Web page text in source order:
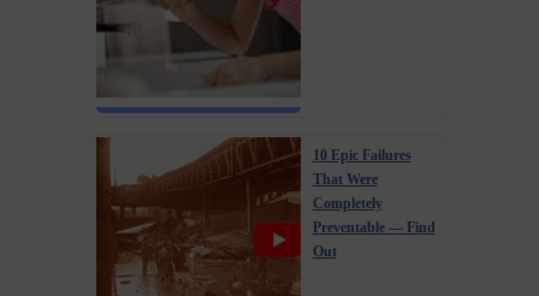
10 Epic Failures
That Were
Completely
Preventable — Find
Out